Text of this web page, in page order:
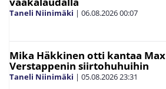
Taneli Niinimäki | 06.08.202600:07
Mika Häkkinen otti kantaa Max
Verstappenin siirtohuhuihin
Taneli Niinimäki | 05.08.202623:31